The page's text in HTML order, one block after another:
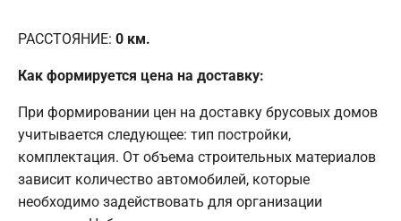
РАССТОЯНИЕ: 0 км.
Как формируется цена на доставку:
При формировании цен на доставку брусовых домов
учитывается следующее: тип постройки,
комплектация. От объема строительных материалов
зависит количество автомобилей, которые
необходимо задействовать для организации